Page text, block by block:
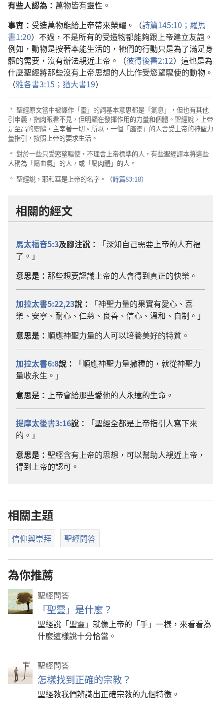
有些人認為： 萬物皆有靈性。
事實： 受造萬物能給上帝帶來榮耀。（詩篇145:10； 羅馬
書1:20）不過，不是所有的受造物都能夠跟上帝建立友誼。
例如，動物是按著本能生活的，牠們的行動只是為了滿足身
體的需要，沒有辦法親近上帝。（彼得後書2:12）這也是為
什麼聖經將那些沒有上帝思想的人比作受慾望驅使的動物。
（雅各書3:15； 猶大書19）
a 聖經原文當中被譯作「靈」的詞基本意思都是「氣息」，但也有其他
引申義，指肉眼看不見，但明顯在發揮作用的力量和個體。聖經說，上帝
是至高的靈體，主宰著一切。所以，一個「屬靈」的人會受上帝的神聖力
量指引，按照上帝的要求生活。
b 對於一些只受慾望驅使，不理會上帝標準的人，有些聖經譯本將這些
人稱為「屬血氣」的人，或「屬肉體」的人。
c 聖經說，耶和華是上帝的名字。（詩篇83:18）
相關的經文
馬太福音5:3及腳注說：
「深知自己需要上帝的人有福
了。」
意思是： 那些想要認識上帝的人會得到真正的快樂。
加拉太書5:22,23說：
「神聖力量的果實有愛心、喜
樂、安寧、耐心、仁慈、良善、信心、溫和、自制。」
意思是： 順應神聖力量的人可以培養美好的特質。
加拉太書6:8說：
「順應神聖力量撒種的，就從神聖力
量收永生。」
意思是： 上帝會給那些愛他的人永遠的生命。
提摩太後書3:16說：
「聖經全都是上帝指引人寫下來
的。」
意思是： 聖經含有上帝的思想，可以幫助人親近上帝，
得到上帝的認可。
相關主題
信仰與崇拜 聖經問答
為你推薦
聖經問答
「聖靈」是什麼？
聖經說「聖靈」就像上帝的「手」一樣，來看看為
什麼這樣說十分恰當。
聖經問答
怎樣找到正確的宗教？
聖經教我們辨識出正確宗教的九個特徵。